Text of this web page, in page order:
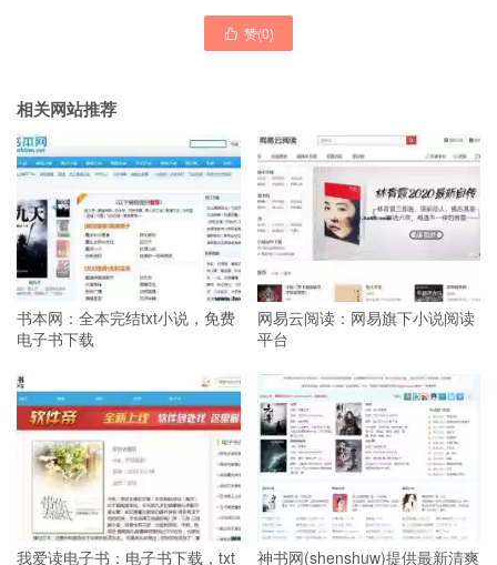
 赞(0)
相关网站推荐
书本网：全本完结txt小说，免费
电子书下载
网易云阅读：网易旗下小说阅读
平台
我爱读电子书：电子书下载，txt 神书网(shenshuw)提供最新清爽